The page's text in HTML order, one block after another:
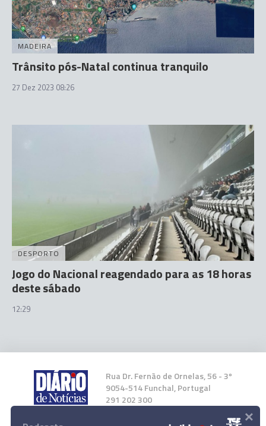
MADEIRA
Trânsito pós-Natal continua tranquilo
27 Dez 2023 08:26
DESPORTO
Jogo do Nacional reagendado para as 18 horas
deste sábado
12:29
Rua Dr. Fernão de Ornelas, 56 - 3º
9054-514 Funchal, Portugal
291 202 300
×